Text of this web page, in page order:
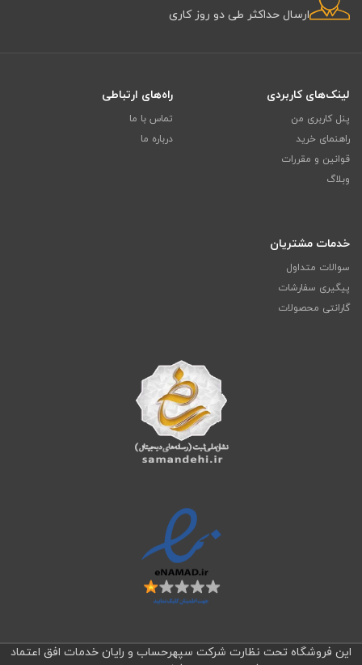
ارسال حداکثر طی دو روز کاری
لینک‌های کاربردی
پنل کاربری من
راهنمای خرید
قوانین و مقررات
وبلاگ
راه‌های ارتباطی
تماس با ما
درباره ما
خدمات مشتریان
سوالات متداول
پیگیری سفارشات
گارانتی محصولات
این فروشگاه تحت نظارت شرکت سپهرحساب و رایان خدمات افق اعتماد